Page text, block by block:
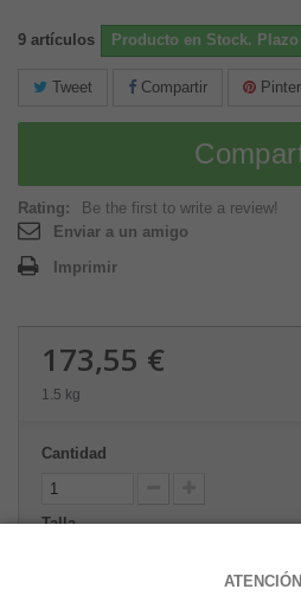
9 artículos Producto en Stock.
Tweet Compartir
Rating:
Be the first to write a review!
Enviar a un amigo
Imprimir
173,55 €
1.5 kg
Cantidad
Talla